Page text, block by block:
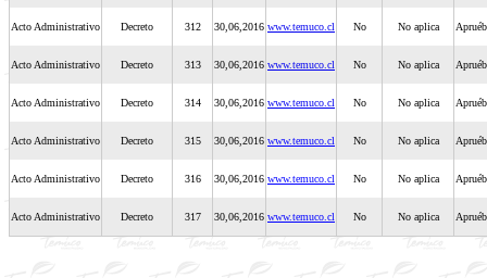
Acto Administrativo Decreto 312 30,06,2016 www.temuco.cl No No aplica
Acto Administrativo Decreto 313 30,06,2016 www.temuco.cl No No aplica
Acto Administrativo Decreto 314 30,06,2016 www.temuco.cl No No aplica
Acto Administrativo Decreto 315 30,06,2016 www.temuco.cl No No aplica
Acto Administrativo Decreto 316 30,06,2016 www.temuco.cl No No aplica
Acto Administrativo Decreto 317 30,06,2016 www.temuco.cl No No aplica